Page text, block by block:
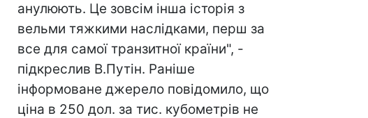
анулюють. Це зовсім інша історія з
вельми тяжкими наслідками, перш за
все для самої транзитної країни", -
підкреслив В.Путін. Раніше
інформоване джерело повідомило, що
ціна в 250 дол. за тис. кубометрів не